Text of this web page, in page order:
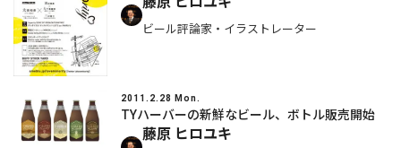
ビール評論家・イラストレーター
2011.2.28 Mon.
TYハーバーの新鮮なビール、ボトル販売開始
藤原 ヒロユキ